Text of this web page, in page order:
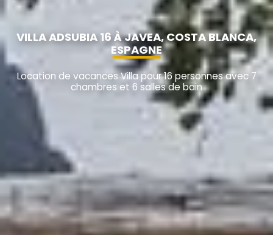
VILLA ADSUBIA 16 À JAVEA, COSTA BLANCA,
ESPAGNE
Location de vacances Villa pour 16 personnes avec 7
chambres et 6 salles de bain